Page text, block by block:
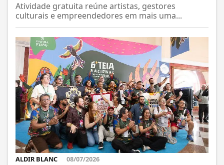
Atividade gratuita reúne artistas, gestores
culturais e empreendedores em mais uma...
ALDIR BLANC 08/07/2026